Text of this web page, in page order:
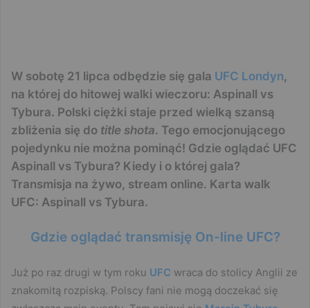
W sobotę 21 lipca odbędzie się gala UFC Londyn,
na której do hitowej walki wieczoru: Aspinall vs
Tybura. Polski ciężki staje przed wielką szansą
zbliżenia się do title shota. Tego emocjonującego
pojedynku nie można pominąć! Gdzie oglądać UFC
Aspinall vs Tybura? Kiedy i o której gala?
Transmisja na żywo, stream online. Karta walk
UFC: Aspinall vs Tybura.
Gdzie oglądać transmisję On-line UFC?
Już po raz drugi w tym roku UFC wraca do stolicy Anglii ze
znakomitą rozpiską. Polscy fani nie mogą doczekać się